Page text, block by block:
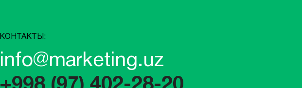
КОНТАКТЫ:
info@marketing.uz